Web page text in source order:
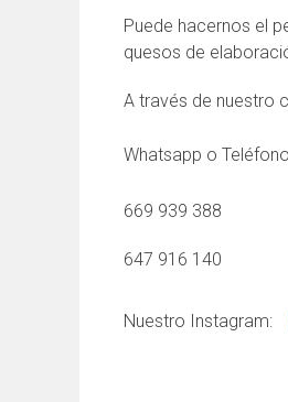
Puede hacernos el
quesos de
A través de nuestro
Whatsapp o Teléfono
669 939 388
647 916 140
Nuestro Instagram: